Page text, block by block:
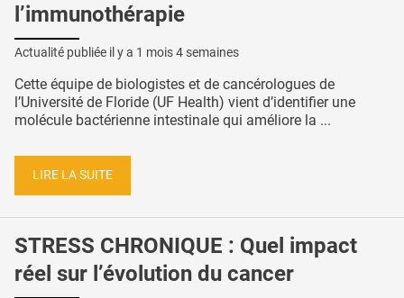
l’immunothérapie
Actualité publiée il y a 1 mois 4 semaines
Cette équipe de biologistes et de cancérologues de
l’Université de Floride (UF Health) vient d’identifier une
molécule bactérienne intestinale qui améliore la ...
LIRE LA SUITE
STRESS CHRONIQUE : Quel impact
réel sur l’évolution du cancer